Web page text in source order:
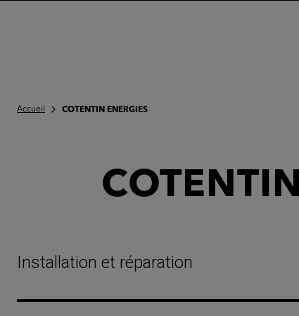
Accueil COTENTIN ENERGIES
Installation et réparation